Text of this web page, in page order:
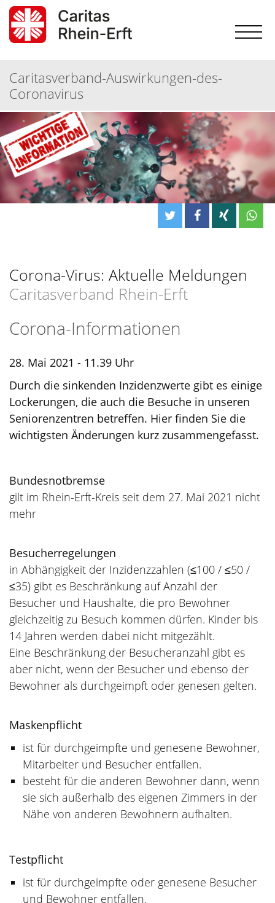
Caritasverband-Auswirkungen-des-
Coronavirus
Corona-Virus: Aktuelle Meldungen
Caritasverband Rhein-Erft
Corona-Informationen
28. Mai 2021 - 11.39 Uhr
Durch die sinkenden Inzidenzwerte gibt es einige
Lockerungen, die auch die Besuche in unseren
Seniorenzentren betreffen. Hier finden Sie die
wichtigsten Änderungen kurz zusammengefasst.
Bundesnotbremse
gilt im Rhein-Erft-Kreis seit dem 27. Mai 2021 nicht
mehr
Besucherregelungen
in Abhängigkeit der Inzidenzzahlen (≤100 / ≤50 /
≤35) gibt es Beschränkung auf Anzahl der
Besucher und Haushalte, die pro Bewohner
gleichzeitig zu Besuch kommen dürfen. Kinder bis
14 Jahren werden dabei nicht mitgezählt.
Eine Beschränkung der Besucheranzahl gibt es
aber nicht, wenn der Besucher und ebenso der
Bewohner als durchgeimpft oder genesen gelten.
Maskenpflicht
ist für durchgeimpfte und genesene Bewohner,
Mitarbeiter und Besucher entfallen.
besteht für die anderen Bewohner dann, wenn
sie sich außerhalb des eigenen Zimmers in der
Nähe von anderen Bewohnern aufhalten.
Testpflicht
ist für durchgeimpfte oder genesene Besucher
und Bewohner entfallen.